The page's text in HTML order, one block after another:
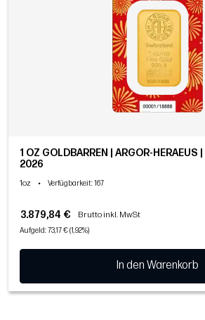
1 OZ GOLDBARREN | ARGOR-HERAEUS |
2026
1oz • Verfügbarkeit: 167
3.879,84 € Brutto inkl. MwSt
Aufgeld: 73,17 € (1,92%)
In den Warenkorb